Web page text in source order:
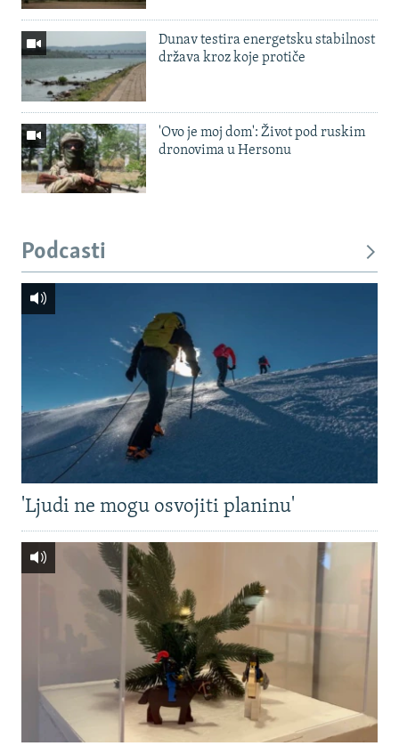
Dunav testira energetsku stabilnost
država kroz koje protiče
'Ovo je moj dom': Život pod ruskim
dronovima u Hersonu
Podcasti
'Ljudi ne mogu osvojiti planinu'